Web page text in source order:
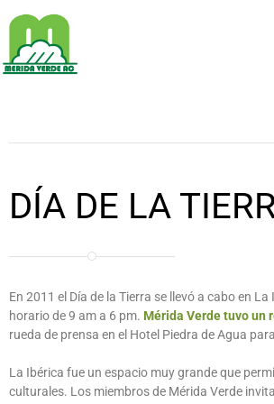
DÍA DE LA
En 2011 el Día de la Tierra se llevó a cabo en
horario de 9 am a 6 pm. Mérida Verde tuvo un
rueda de prensa en el Hotel Piedra de Agua
La Ibérica fue un espacio muy grande que
culturales. Los miembros de Mérida Verde